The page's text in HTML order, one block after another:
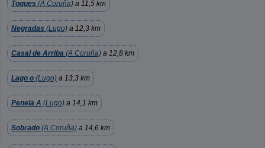
Toques (A Coruña) a 11,5 km
Negradas (Lugo) a 12,3 km
Casal de Arriba (A Coruña) a 12,8 km
Lago o (Lugo) a 13,3 km
Penela A (Lugo) a 14,1 km
Sobrado (A Coruña) a 14,6 km